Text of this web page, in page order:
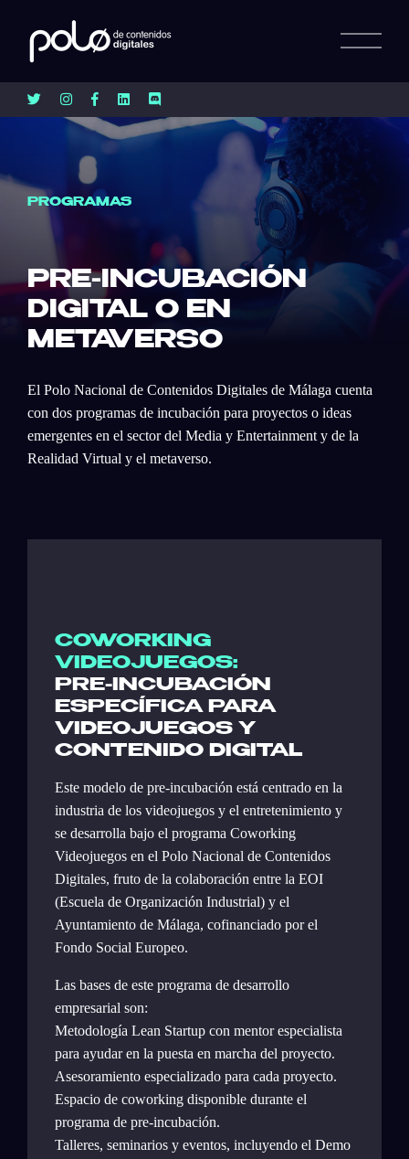
PROGRAMAS
PRE-INCUBACIÓN
DIGITAL O EN
METAVERSO
El Polo Nacional de Contenidos Digitales de Málaga cuenta
con dos programas de incubación para proyectos o ideas
emergentes en el sector del Media y Entertainment y de la
Realidad Virtual y el metaverso.
COWORKING
VIDEOJUEGOS:
PRE-INCUBACIÓN
ESPECÍFICA PARA
VIDEOJUEGOS Y
CONTENIDO DIGITAL
Este modelo de pre-incubación está centrado en la
industria de los videojuegos y el entretenimiento y
se desarrolla bajo el programa Coworking
Videojuegos en el Polo Nacional de Contenidos
Digitales, fruto de la colaboración entre la EOI
(Escuela de Organización Industrial) y el
Ayuntamiento de Málaga, cofinanciado por el
Fondo Social Europeo.
Las bases de este programa de desarrollo
empresarial son:
Metodología Lean Startup con mentor especialista
para ayudar en la puesta en marcha del proyecto.
Asesoramiento especializado para cada proyecto.
Espacio de coworking disponible durante el
programa de pre-incubación.
Talleres, seminarios y eventos, incluyendo el Demo